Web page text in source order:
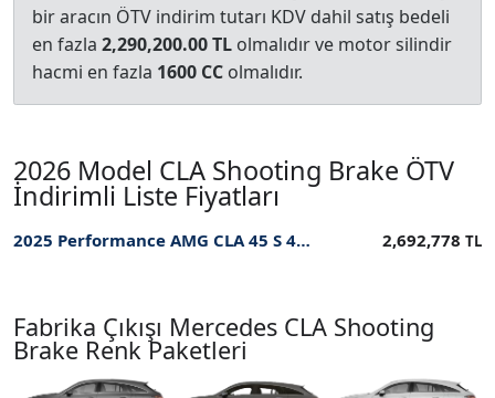
bir aracın ÖTV indirim tutarı KDV dahil satış bedeli
en fazla 2,290,200.00 TL olmalıdır ve motor silindir
hacmi en fazla 1600 CC olmalıdır.
2026 Model CLA Shooting Brake ÖTV
İndirimli Liste Fiyatları
2025 Performance AMG CLA 45 S 4MATIC+ Shooting Brake ÖTV İndirimli Fiyatı 2,692,778 TL
Fabrika Çıkışı Mercedes CLA Shooting
Brake Renk Paketleri